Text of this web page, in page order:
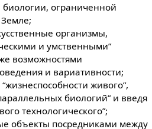
ограниченной
организмы,
и умственными”
возможностями
и вариативности;
живого”,
биологий” и введя
технологического”;
объекты посредниками между